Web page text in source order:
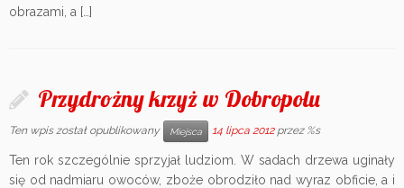
obrazami, a […]
Przydrożny krzyż w Dobropolu
Ten wpis został opublikowany Miejsca 14 lipca 2012 przez %s
Ten rok szczególnie sprzyjał ludziom. W sadach drzewa uginały
się od nadmiaru owoców, zboże obrodziło nad wyraz obficie, a i